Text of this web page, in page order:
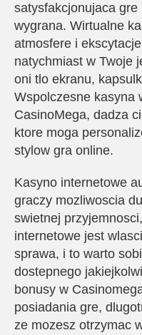
satysfakcjonujaca
wygrana. Wirtualne
atmosfere i
natychmiast w Twoje
oni tlo ekranu,
Wspolczesne kasyna
CasinoMega, dadza
ktore moga
stylow gra online.
Kasyno internetowe
graczy mozliwoscia
swietnej
internetowe jest
sprawa, i to warto
dostepnego
bonusy w
posiadania gre,
ze mozesz otrzymac